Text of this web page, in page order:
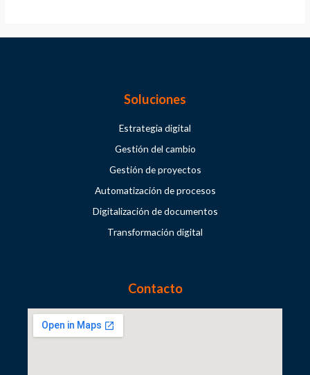
Soluciones
Estrategia digital
Gestión del cambio
Gestión de proyectos
Automatización de procesos
Digitalización de documentos
Transformación digital
Contacto